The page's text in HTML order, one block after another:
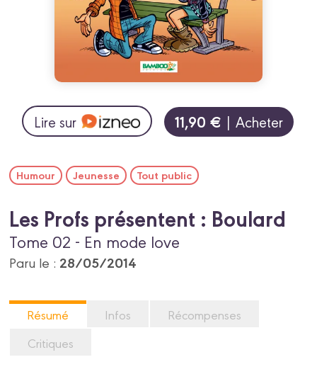
Lire sur 11,90 € | Acheter
Humour Jeunesse Tout public
Les Profs présentent : Boulard
Tome 02 - En mode love
Paru le : 28/05/2014
Résumé Infos
Récompenses
Critiques